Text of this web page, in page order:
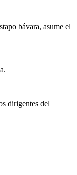
bávara, asume el
dirigentes del